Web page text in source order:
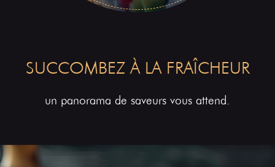
SUCCOMBEZ À LA FRAÎCHEUR
un panorama de saveurs vous attend.